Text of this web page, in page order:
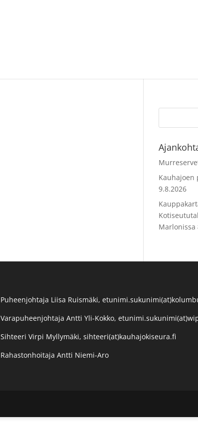
Kauhajoen
9.8.2026
Marlonissa
Puheenjohtaja Liisa Ruismäki,
Varapuheenjohtaja Antti Yli-Kokko,
Sihteeri Virpi Myllymäki, sihteeri(at)kauhajokiseura.fi
Rahastonhoitaja Antti Niemi-Aro